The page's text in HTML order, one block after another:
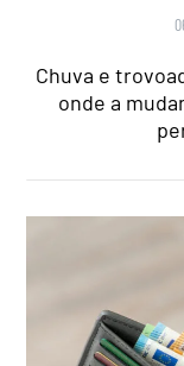
Chuva e
onde a